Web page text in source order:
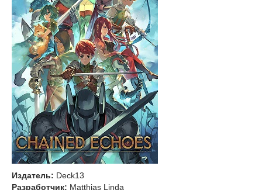
Издатель: Deck13
Разработчик: Matthias Linda